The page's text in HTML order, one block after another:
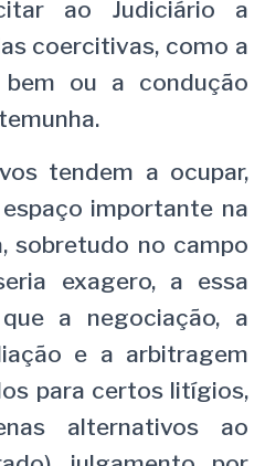
ao Judiciário a
coercitivas, como a
ou a condução
tendem a ocupar,
importante na
sobretudo no campo
exagero, a essa
a negociação, a
e a arbitragem
para certos litígios,
alternativos ao